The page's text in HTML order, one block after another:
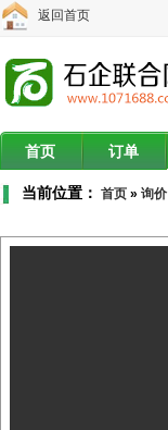
返回首页
首页 订单
当前位置： 首页 » 询价